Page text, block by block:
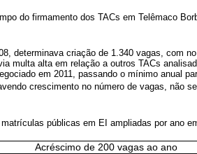
do firmamento dos TACs em Telêmaco
determinava criação de 1.340 vagas, com
multa alta em relação a outros TACs
em 2011, passando o mínimo anual
crescimento no número de vagas, não
públicas em EI ampliadas por ano
Acréscimo de 200 vagas ao ano